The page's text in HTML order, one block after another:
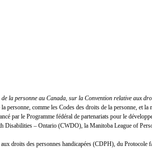
la personne au Canada, sur la Convention relative aux
comme les Codes des droits de la personne, et
par le Programme fédéral de partenariats pour le
– Ontario (CWDO), la Manitoba League of
droits des personnes handicapées (CDPH), du